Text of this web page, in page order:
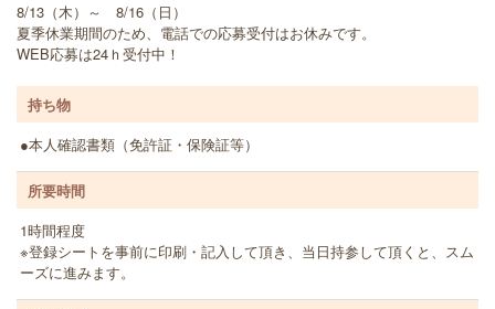
8/13（木）～ 8/16（日）
夏季休業期間のため、電話での応募受付はお休みです。
WEB応募は24ｈ受付中！
持ち物
●本人確認書類（免許証・保険証等）
所要時間
1時間程度
※登録シートを事前に印刷・記入して頂き、当日持参して頂くと、スム
ーズに進みます。